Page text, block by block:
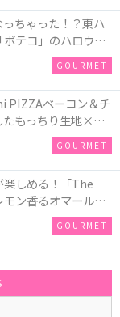
ちゃった！？東ハ
テコ」のハロウィ
GOURMET
PIZZAベーコン＆チ
たもっちり生地×ご
足感たっぷりのピ
GOURMET
楽しめる！「The
ン香るオマール海
が期間限定で新発
GOURMET